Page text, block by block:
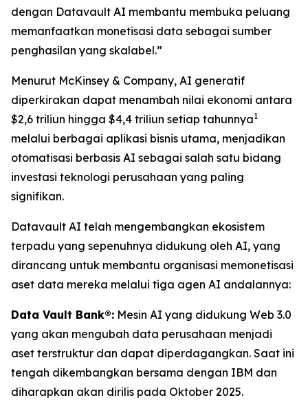
dengan Datavault AI membantu membuka peluang
memanfaatkan monetisasi data sebagai sumber
penghasilan yang skalabel.”
Menurut McKinsey & Company, AI generatif
diperkirakan dapat menambah nilai ekonomi antara
$2,6 triliun hingga $4,4 triliun setiap tahunnya1
melalui berbagai aplikasi bisnis utama, menjadikan
otomatisasi berbasis AI sebagai salah satu bidang
investasi teknologi perusahaan yang paling
signifikan.
Datavault AI telah mengembangkan ekosistem
terpadu yang sepenuhnya didukung oleh AI, yang
dirancang untuk membantu organisasi memonetisasi
aset data mereka melalui tiga agen AI andalannya:
Data Vault Bank®: Mesin AI yang didukung Web 3.0
yang akan mengubah data perusahaan menjadi
aset terstruktur dan dapat diperdagangkan. Saat ini
tengah dikembangkan bersama dengan IBM dan
diharapkan akan dirilis pada Oktober 2025.